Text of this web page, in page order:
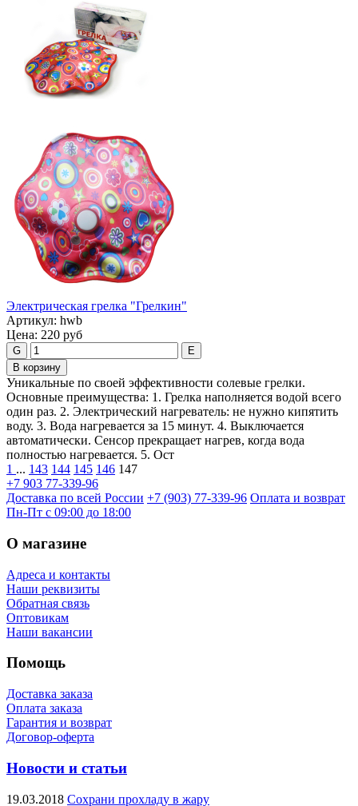
Электрическая грелка "Грелкин"
Артикул: hwb
Цена: 220 руб
G
E
В корзину
Уникальные по своей эффективности солевые грелки.
Основные преимущества: 1. Грелка наполняется водой всего
один раз. 2. Электрический нагреватель: не нужно кипятить
воду. 3. Вода нагревается за 15 минут. 4. Выключается
автоматически. Сенсор прекращает нагрев, когда вода
полностью нагревается. 5. Ост
1 ... 143 144 145 146 147
+7 903 77-339-96
Доставка по всей России +7 (903) 77-339-96 Оплата и возврат
Пн-Пт с 09:00 до 18:00
О магазине
Адреса и контакты
Наши реквизиты
Обратная связь
Оптовикам
Наши вакансии
Помощь
Доставка заказа
Оплата заказа
Гарантия и возврат
Договор-оферта
Новости и статьи
19.03.2018 Сохрани прохладу в жару